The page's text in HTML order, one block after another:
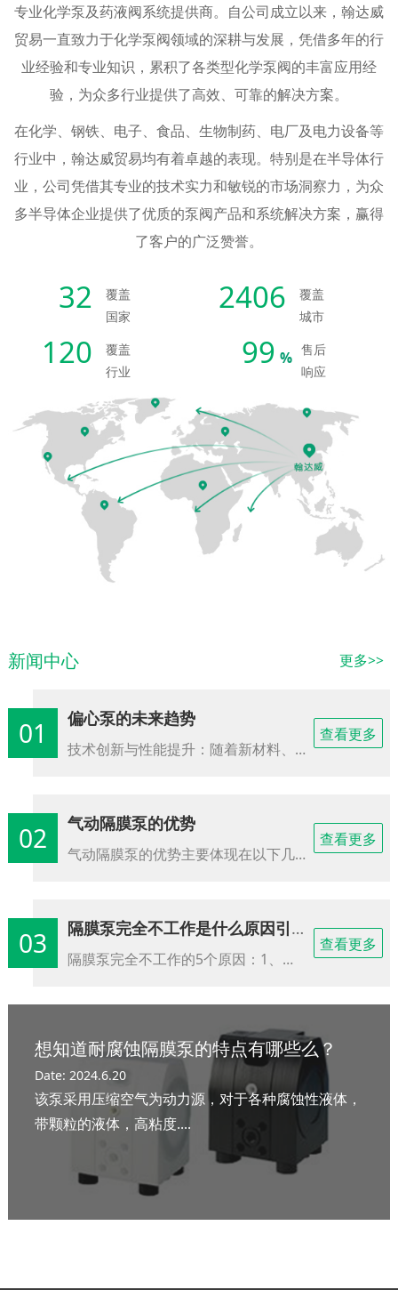
专业化学泵及药液阀系统提供商。自公司成立以来，翰达威
贸易一直致力于化学泵阀领域的深耕与发展，凭借多年的行
业经验和专业知识，累积了各类型化学泵阀的丰富应用经
验，为众多行业提供了高效、可靠的解决方案。
在化学、钢铁、电子、食品、生物制药、电厂及电力设备等
行业中，翰达威贸易均有着卓越的表现。特别是在半导体行
业，公司凭借其专业的技术实力和敏锐的市场洞察力，为众
多半导体企业提供了优质的泵阀产品和系统解决方案，赢得
了客户的广泛赞誉。
32
覆盖
国家
2406
覆盖
城市
120
覆盖
行业
99 % 售后
响应
新闻中心 更多>>
01 偏心泵的未来趋势
技术创新与性能提升：随着新材料、新工艺和新技术的不断涌现，偏心泵的性能将得到进一步提升。例如，偏心柱塞泵的性能和可靠性将随着液压技术的进步而提高。偏心泵将更加注重高效、低噪音和节能的设计，以满足用户对泵运行效率和能耗的更高要求......
查看更多
02 气动隔膜泵的优势
气动隔膜泵的优势主要体现在以下几个方面：良好的自吸性能：气动隔膜泵能够在较低的吸入压力下实现自吸，这使得它在各种工况下都能实现稳定的自吸，无需额外的自吸设备。这种特性特别适用于吸入性能较差的介质......
查看更多
03 隔膜泵完全不工作是什么原因引起的
隔膜泵完全不工作的5个原因：1、由于空压机出来的气源不干净，气动隔膜泵气源进口没有配置空气过滤器导致由于气源里面含有部分水分导致水分进入到配气阀里面，因为配气阀里面的活塞是上下滑动工作的，由于进入的水分导致配气阀因为溅水之后出现卡死的现象，从而导致气动隔膜泵死机的现象出现。解决办法是在气动隔膜泵气源进口安装空气过滤器......
查看更多
想知道耐腐蚀隔膜泵的特点有哪些么？
Date: 2024.6.20
该泵采用压缩空气为动力源，对于各种腐蚀性液体，
带颗粒的液体，高粘度....